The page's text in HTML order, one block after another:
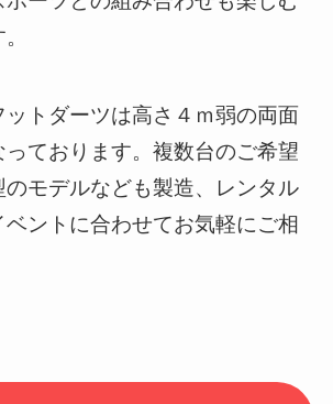
トダーツは高さ４ｍ弱の両面
ております。複数台のご希望
モデルなども製造、レンタル
ントに合わせてお気軽にご相